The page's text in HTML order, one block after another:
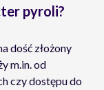
pyroli?
dość złożony
m.in. od
czy dostępu do